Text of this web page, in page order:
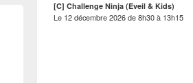
[C] Challenge Ninja (Eveil & Kids)
Le 12 décembre 2026de8h30à 13h15